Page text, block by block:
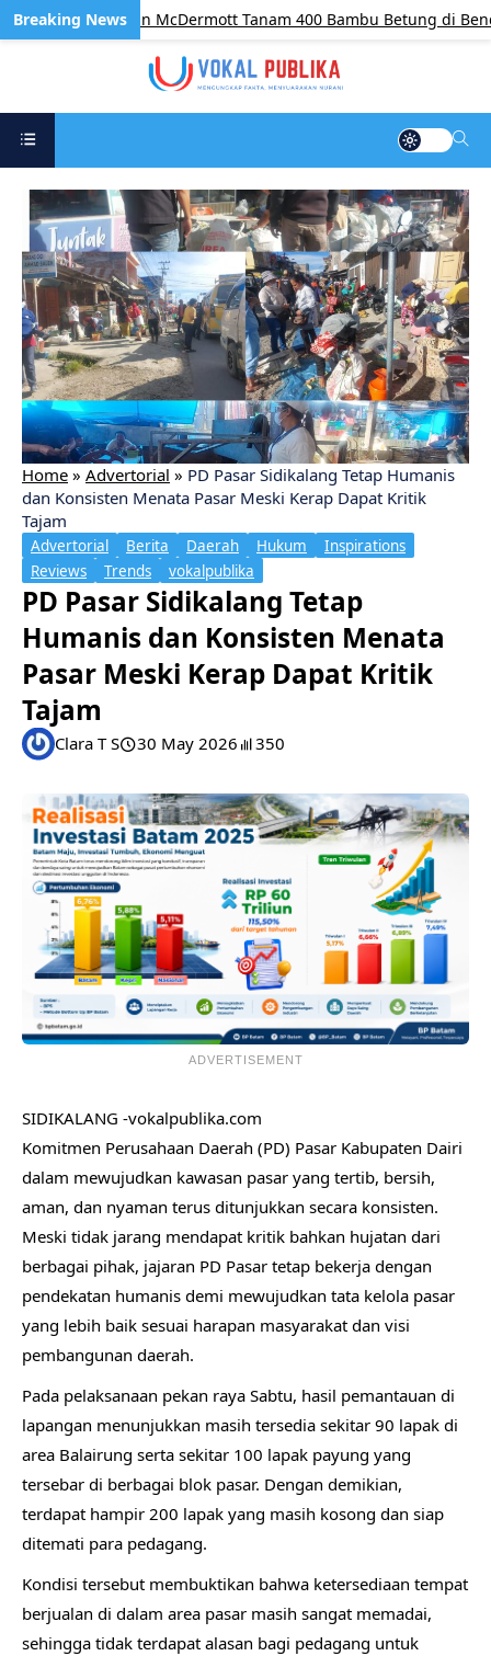
Batam dan McDermott Tanam 400 Bambu Betung di
Home » Advertorial » PD Pasar Sidikalang Tetap Humanis
dan Konsisten Menata Pasar Meski Kerap Dapat Kritik
Tajam
Advertorial Berita Daerah Hukum
Inspirations
Reviews
Trends vokalpublika
PD Pasar Sidikalang Tetap
Humanis dan Konsisten Menata
Pasar Meski Kerap Dapat Kritik
Tajam
Clara T S 30 May 2026 350
ADVERTISEMENT
SIDIKALANG -vokalpublika.com
Komitmen Perusahaan Daerah (PD) Pasar Kabupaten Dairi
dalam mewujudkan kawasan pasar yang tertib, bersih,
aman, dan nyaman terus ditunjukkan secara konsisten.
Meski tidak jarang mendapat kritik bahkan hujatan dari
berbagai pihak, jajaran PD Pasar tetap bekerja dengan
pendekatan humanis demi mewujudkan tata kelola pasar
yang lebih baik sesuai harapan masyarakat dan visi
pembangunan daerah.
Pada pelaksanaan pekan raya Sabtu, hasil pemantauan di
lapangan menunjukkan masih tersedia sekitar 90 lapak di
area Balairung serta sekitar 100 lapak payung yang
tersebar di berbagai blok pasar. Dengan demikian,
terdapat hampir 200 lapak yang masih kosong dan siap
ditemati para pedagang.
Kondisi tersebut membuktikan bahwa ketersediaan tempat
berjualan di dalam area pasar masih sangat memadai,
sehingga tidak terdapat alasan bagi pedagang untuk